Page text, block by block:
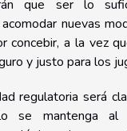
que ser lo
nuevas
concebir, a la vez
y justo para los
regulatoria será
se mantenga